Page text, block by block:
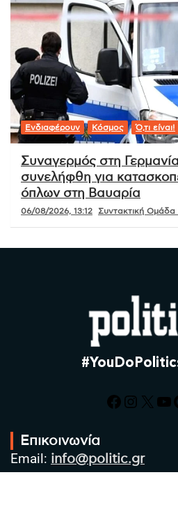
Ενδιαφέρουν Κόσμος Ό,τι είναι!
Συναγερμός στη
συνελήφθη για
όπλων στη Βαυαρία
06/08/2026, 13:12 Συντακτική
X
Επικοινωνία
Email: info@politic.gr
Τηλ: